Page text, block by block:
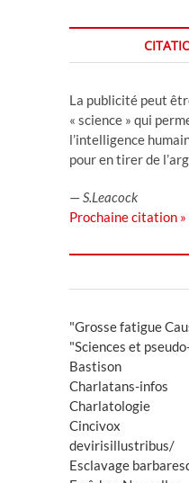
La publicité peut
« science » qui
l’intelligence
pour en tirer de
—S.Leacock
Prochaine citation »
"Grosse fatigue
"Sciences et
Bastison
Charlatans-infos
Charlatologie
Cincivox
devirisillustribus/
Esclavage